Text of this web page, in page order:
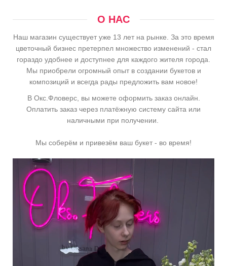
О НАС
Наш магазин существует уже 13 лет на рынке. За это время
цветочный бизнес претерпел множество изменений - стал
гораздо удобнее и доступнее для каждого жителя города.
Мы приобрели огромный опыт в создании букетов и
композиций и всегда рады предложить вам новое!
В Окс.Фловерс, вы можете оформить заказ онлайн.
Оплатить заказ через платёжную систему сайта или
наличными при получении.
Мы соберём и привезём ваш букет - во время!